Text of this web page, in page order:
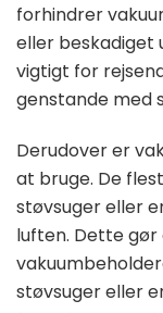
forhindrer
eller
vigtigt for
genstande med
Derudover er
at bruge. De
støvsuger eller
luften. Dette
støvsuger eller